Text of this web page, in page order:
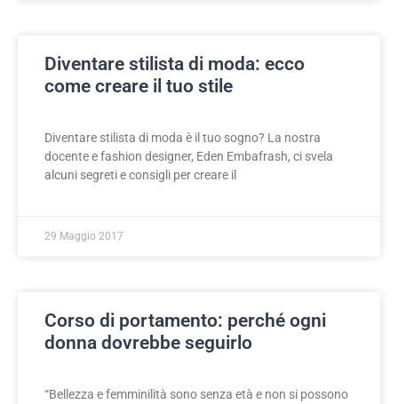
Diventare stilista di moda: ecco
come creare il tuo stile
Diventare stilista di moda è il tuo sogno? La nostra
docente e fashion designer, Eden Embafrash, ci svela
alcuni segreti e consigli per creare il
29 Maggio 2017
Corso di portamento: perché ogni
donna dovrebbe seguirlo
“Bellezza e femminilità sono senza età e non si possono